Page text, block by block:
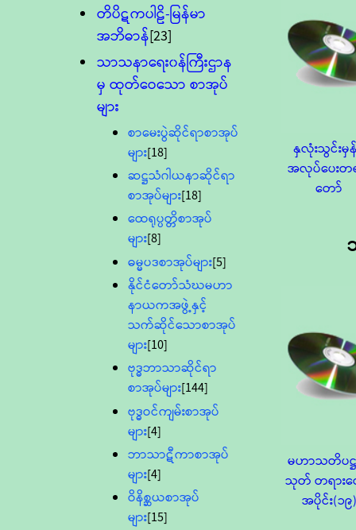
တိပိဋကပါဠိ-မြန်မာ
အဘိဓာန်[23]
သာသနာရေး၀န်ကြီးဌာန
မှ ထုတ်ဝေသော စာအုပ်
များ
စာမေးပွဲဆိုင်ရာစာအုပ်
များ[18]
ဆဋ္ဌသံဂါယနာဆိုင်ရာ
စာအုပ်များ[18]
ထေရုပ္ပတ္တိစာအုပ်
များ[8]
ဓမ္မပဒစာအုပ်များ[5]
နိုင်ငံတော်သံဃမဟာ
နာယကအဖွဲ့နှင့်
သက်ဆိုင်သောစာအုပ်
များ[10]
ဗုဒ္ဓဘာသာဆိုင်ရာ
စာအုပ်များ[144]
ဗုဒ္ဓဝင်ကျမ်းစာအုပ်
များ[4]
ဘာသာဋီကာစာအုပ်
များ[4]
ဝိနိစ္ဆယစာအုပ်
များ[15]
နှလုံးသွင်းမှ
အလုပ်ပေးတ
တော်
မဟာသတိပဋ္
သုတ် တရား
အပိုင်း(၁၉)